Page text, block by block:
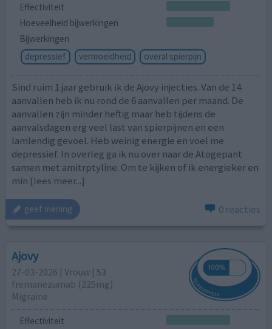
Effectiviteit
Hoeveelheid bijwerkingen
Bijwerkingen
depressief
vermoeidheid overal spierpijn
Sind ruim 1 jaar gebruik ik de Ajovy injecties. Van de 14
aanvallen heb ik nu rond de 6 aanvallen per maand. De
aanvallen zijn minder heftig maar heb tijdens de
aanvalsdagen erg veel last van spierpijnen en een
lamlendig gevoel. Heb weinig energie en voel me
depressief. In overleg ga ik nu over naar de Atogepant
samen met amitrptyline. Om te kijken of ik energieker en
min [lees meer...]
geef mening 0 reacties
Ajovy
27-03-2026 | Vrouw | 53
fremanezumab (225mg)
Migraine
Effectiviteit